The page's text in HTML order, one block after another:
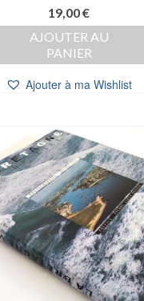
19,00€
AJOUTER AU
PANIER
Ajouter à ma Wishlist